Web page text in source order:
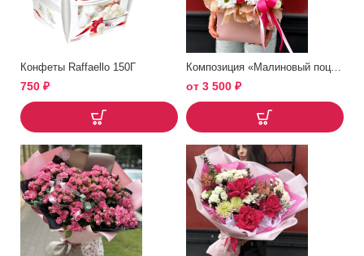
Конфеты Raffaello 150Г
750 ₽ от 3 500 ₽